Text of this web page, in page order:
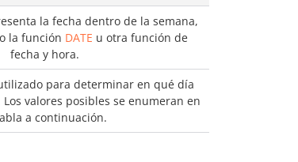
la fecha dentro de la semana,
la función DATE u otra función de
fecha y hora.
para determinar en qué día
valores posibles se enumeran en
a continuación.